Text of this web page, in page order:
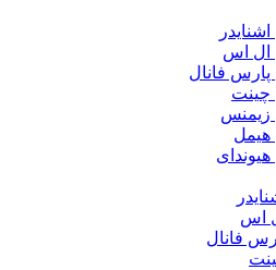
ال اس
فانال
چینت
زیمنس
هیمل
اس
فانال